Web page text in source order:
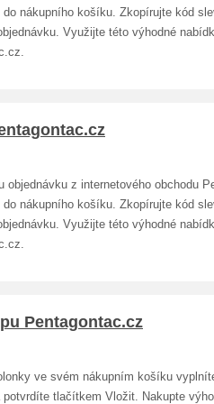
nákupního košíku. Zkopírujte kód
Využijte této výhodné
objednávku z internetového obchodu
nákupního košíku. Zkopírujte kód
Využijte této výhodné
Pentagontac.cz
ve svém nákupním košíku
tlačítkem Vložit. Nakupte